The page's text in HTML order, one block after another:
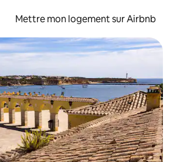
Mettre mon logement sur Airbnb